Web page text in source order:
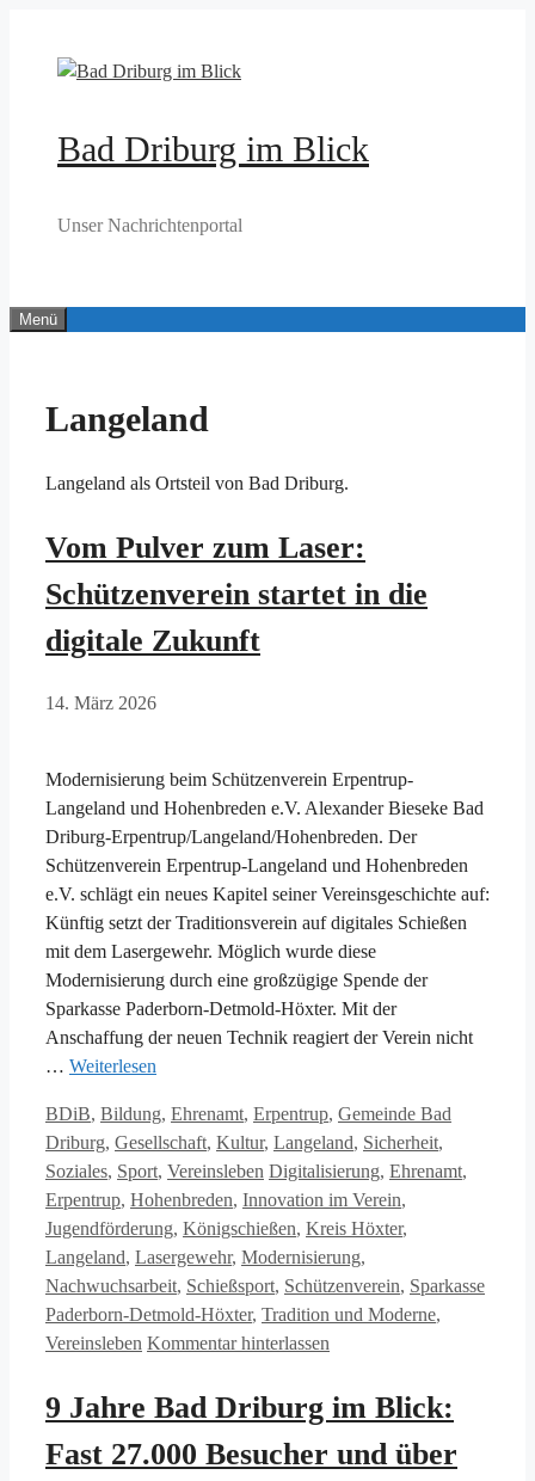
springen
Bad Driburg im Blick
Unser Nachrichtenportal
Menü
Langeland
Langeland als Ortsteil von Bad Driburg.
Vom Pulver zum Laser:
Schützenverein startet in die
digitale Zukunft
14. März 2026
Modernisierung beim Schützenverein Erpentrup-
Langeland und Hohenbreden e.V. Alexander Bieseke Bad
Driburg-Erpentrup/Langeland/Hohenbreden. Der
Schützenverein Erpentrup-Langeland und Hohenbreden
e.V. schlägt ein neues Kapitel seiner Vereinsgeschichte auf:
Künftig setzt der Traditionsverein auf digitales Schießen
mit dem Lasergewehr. Möglich wurde diese
Modernisierung durch eine großzügige Spende der
Sparkasse Paderborn-Detmold-Höxter. Mit der
Anschaffung der neuen Technik reagiert der Verein nicht
… Weiterlesen
Kategorien
BDiB, Bildung, Ehrenamt, Erpentrup, Gemeinde Bad
Driburg, Gesellschaft, Kultur, Langeland, Sicherheit,
Soziales, Sport, Vereinsleben Schlagwörter
Digitalisierung, Ehrenamt,
Erpentrup, Hohenbreden, Innovation im Verein,
Jugendförderung, Königschießen, Kreis Höxter,
Langeland, Lasergewehr, Modernisierung,
Nachwuchsarbeit, Schießsport, Schützenverein, Sparkasse
Paderborn-Detmold-Höxter, Tradition und Moderne,
Vereinsleben Kommentar hinterlassen
9 Jahre Bad Driburg im Blick:
Fast 27.000 Besucher und über